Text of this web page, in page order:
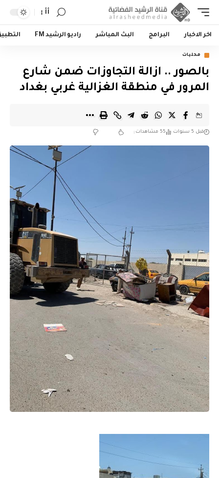
أأ
اخر الاخبار البرامج البث المباشر راديو الرشيد FM
محليات
بالصور .. ازالة التجاوزات ضمن شارع
المرور في منطقة الغزالية غربي بغداد
قبل 5 سنوات 55 مشاهدات